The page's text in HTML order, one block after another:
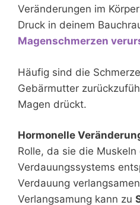
Veränderungen im
Druck in deinem
Magenschmerzen
Häufig sind die
Gebärmutter
Magen drückt.
Hormonelle
Rolle, da sie die Muskeln
Verdauungssystems
Verdauung
Verlangsamung kann zu